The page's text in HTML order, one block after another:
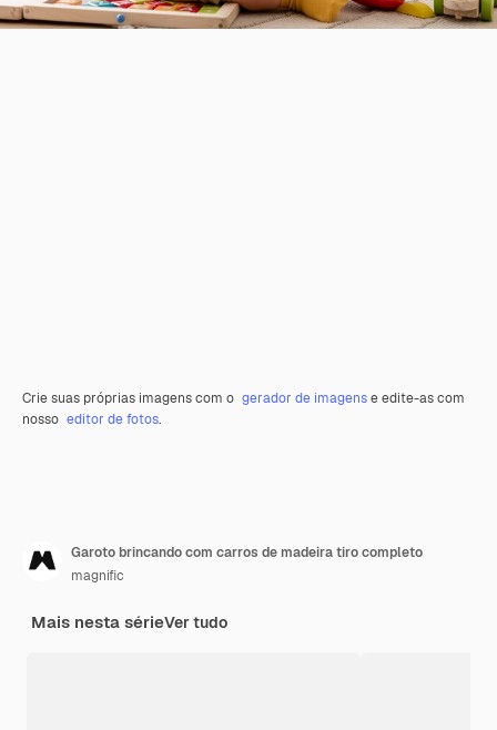
Crie suas próprias imagens com o gerador de imagense edite-as com
nosso editor de fotos.
Garoto brincando com carros de madeira tiro completo
magnific
Mais nesta sérieVer tudo